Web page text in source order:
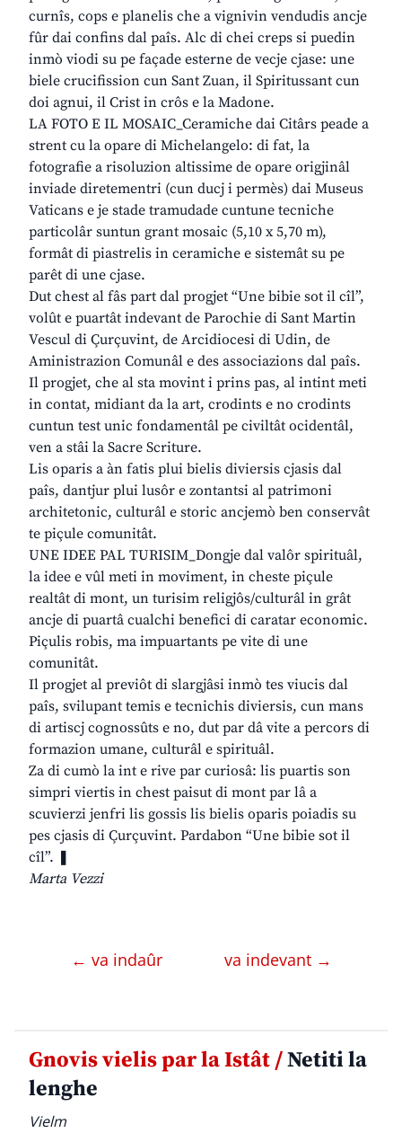
curnîs, cops e planelis che a vignivin vendudis ancje
fûr dai confins dal paîs. Alc di chei creps si puedin
inmò viodi su pe façade esterne de vecje cjase: une
biele crucifission cun Sant Zuan, il Spiritussant cun
doi agnui, il Crist in crôs e la Madone.
LA FOTO E IL MOSAIC_Ceramiche dai Citârs peade a
strent cu la opare di Michelangelo: di fat, la
fotografie a risoluzion altissime de opare origjinâl
inviade diretementri (cun ducj i permès) dai Museus
Vaticans e je stade tramudade cuntune tecniche
particolâr suntun grant mosaic (5,10 x 5,70 m),
formât di piastrelis in ceramiche e sistemât su pe
parêt di une cjase.
Dut chest al fâs part dal progjet “Une bibie sot il cîl”,
volût e puartât indevant de Parochie di Sant Martin
Vescul di Çurçuvint, de Arcidiocesi di Udin, de
Aministrazion Comunâl e des associazions dal paîs.
Il progjet, che al sta movint i prins pas, al intint meti
in contat, midiant da la art, crodints e no crodints
cuntun test unic fondamentâl pe civiltât ocidentâl,
ven a stâi la Sacre Scriture.
Lis oparis a àn fatis plui bielis diviersis cjasis dal
paîs, dantjur plui lusôr e zontantsi al patrimoni
architetonic, culturâl e storic ancjemò ben conservât
te piçule comunitât.
UNE IDEE PAL TURISIM_Dongje dal valôr spirituâl,
la idee e vûl meti in moviment, in cheste piçule
realtât di mont, un turisim religjôs/culturâl in grât
ancje di puartâ cualchi benefici di caratar economic.
Piçulis robis, ma impuartants pe vite di une
comunitât.
Il progjet al previôt di slargjâsi inmò tes viucis dal
paîs, svilupant temis e tecnichis diviersis, cun mans
di artiscj cognossûts e no, dut par dâ vite a percors di
formazion umane, culturâl e spirituâl.
Za di cumò la int e rive par curiosâ: lis puartis son
simpri viertis in chest paisut di mont par lâ a
scuvierzi jenfri lis gossis lis bielis oparis poiadis su
pes cjasis di Çurçuvint. Pardabon “Une bibie sot il
cîl”. ❚
Marta Vezzi
← va indaûr va indevant →
Gnovis vielis par la Istât /Netiti la
lenghe
Vielm